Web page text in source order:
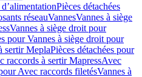
Pièces détachées
réseauVannesVannes à siège
Vannes à siège droit pour
pour Vannes à siège droit pour
sertir MeplaPièces détachées pour
raccords à sertir MapressAvec
Avec raccords filetésVannes à